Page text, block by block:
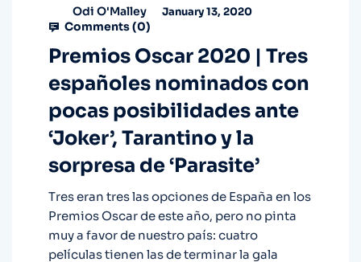
Odi O'Malley January 13, 2020
Comments (0)
Premios Oscar 2020 | Tres
españoles nominados con
pocas posibilidades ante
‘Joker’, Tarantino y la
sorpresa de ‘Parasite’
Tres eran tres las opciones de España en los
Premios Oscar de este año, pero no pinta
muy a favor de nuestro país: cuatro
películas tienen las de terminar la gala